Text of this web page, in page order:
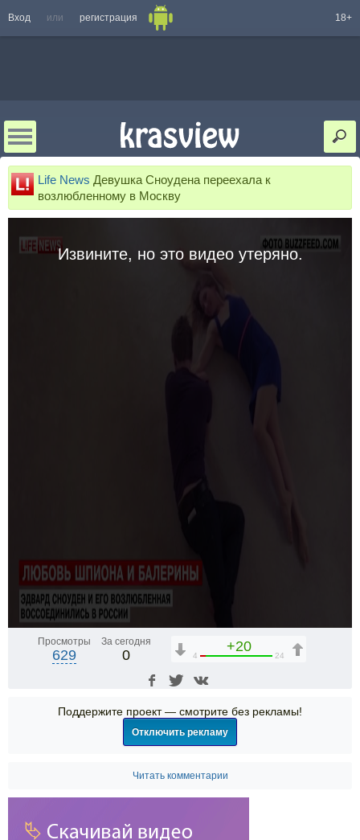
Вход или регистрация 18+
Life News Девушка Сноудена переехала к
возлюбленному в Москву
Извините, но это видео утеряно.
Просмотры
629
За сегодня
0
+20
4 24
Поддержите проект — смотрите без рекламы!
Отключить рекламу
Читать комментарии